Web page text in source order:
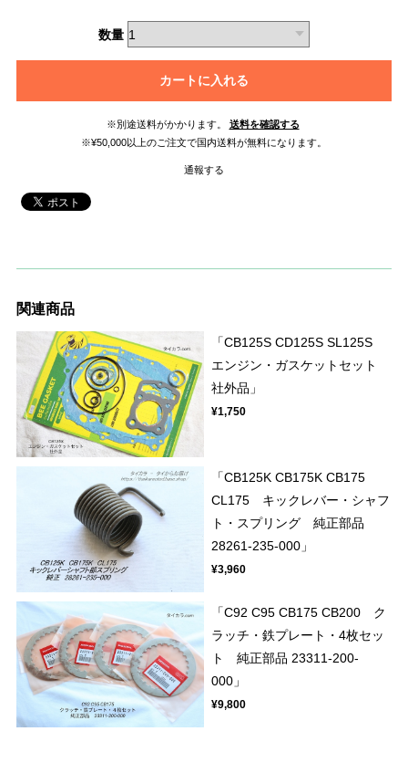
数量
カートに入れる
※別途送料がかかります。
送料を確認する
※¥50,000以上のご注文で国内送料が無料になります。
通報する
関連商品
「CB125S CD125S SL125S
エンジン・ガスケットセット
社外品」
¥1,750
「CB125K CB175K CB175
CL175 キックレバー・シャフ
ト・スプリング 純正部品
28261-235-000」
¥3,960
「C92 C95 CB175 CB200 ク
ラッチ・鉄プレート・4枚セッ
ト 純正部品 23311-200-
000」
¥9,800